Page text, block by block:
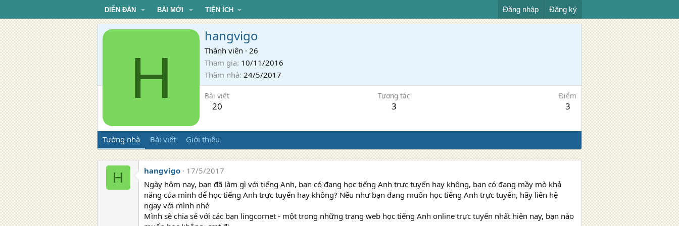
DIỄN ĐÀN BÀI MỚI TIỆN ÍCH Đăng nhập Đăng ký
H
hangvigo
Thành viên · 26
Tham gia 10/11/2016
Thăm nhà 24/5/2017
Bài viết
20
Tương tác
3
Điểm
3
Tường nhà Bài viết Giới thiệu
H hangvigo
17/5/2017
Ngày hôm nay, bạn đã làm gì với tiếng Anh, bạn có đang học tiếng Anh trực tuyến hay không, bạn có đang mầy mò khả
năng của mình để học tiếng Anh trực tuyến hay không? Nếu như bạn đang muốn học tiếng Anh trực tuyến, hãy liên hệ
ngay với mình nhé
Mình sẽ chia sẻ với các bạn lingcornet - một trong những trang web học tiếng Anh online trực tuyến nhất hiện nay, bạn nào